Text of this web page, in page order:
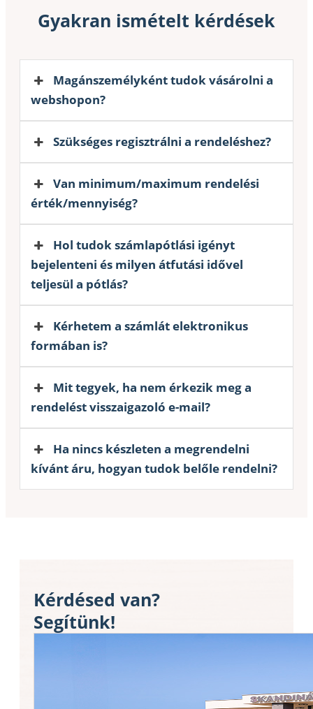
Gyakran ismételt kérdések
Magánszemélyként tudok vásárolni a
webshopon?
Szükséges regisztrálni a rendeléshez?
Van minimum/maximum rendelési
érték/mennyiség?
Hol tudok számlapótlási igényt
bejelenteni és milyen átfutási idővel
teljesül a pótlás?
Kérhetem a számlát elektronikus
formában is?
Mit tegyek, ha nem érkezik meg a
rendelést visszaigazoló e-mail?
Ha nincs készleten a megrendelni
kívánt áru, hogyan tudok belőle rendelni?
Kérdésed van?
Segítünk!